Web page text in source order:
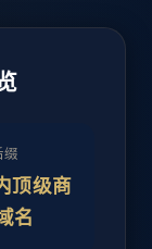
缀
顶级商
名